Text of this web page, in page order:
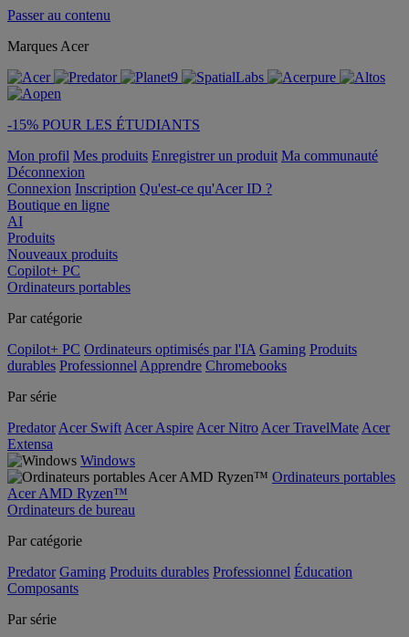
Passer au contenu
Marques Acer
-15% POUR LES ÉTUDIANTS
Mon profil Mes produits Enregistrer un produit Ma communauté
Déconnexion
Connexion Inscription Qu'est-ce qu'Acer ID ?
Boutique en ligne
AI
Produits
Nouveaux produits
Copilot+ PC
Ordinateurs portables
Par catégorie
Copilot+ PC Ordinateurs optimisés par l'IA Gaming Produits
durables Professionnel Apprendre Chromebooks
Par série
Predator Acer Swift Acer Aspire Acer Nitro Acer TravelMate Acer
Extensa
Windows
Ordinateurs portables
Acer AMD Ryzen™
Ordinateurs de bureau
Par catégorie
Predator Gaming Produits durables Professionnel Éducation
Composants
Par série